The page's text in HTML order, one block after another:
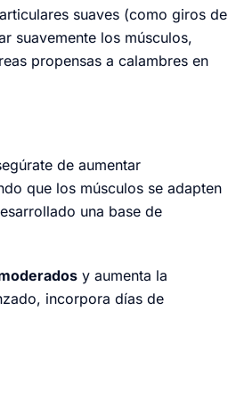
suaves (como giros de
suavemente los músculos,
propensas a calambres en
de aumentar
que los músculos se adapten
una base de
y aumenta la
incorpora días de